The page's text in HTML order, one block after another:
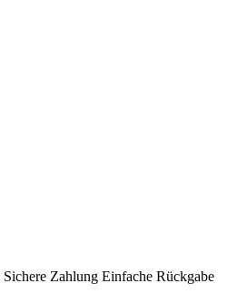
Sichere Zahlung Einfache Rückgabe